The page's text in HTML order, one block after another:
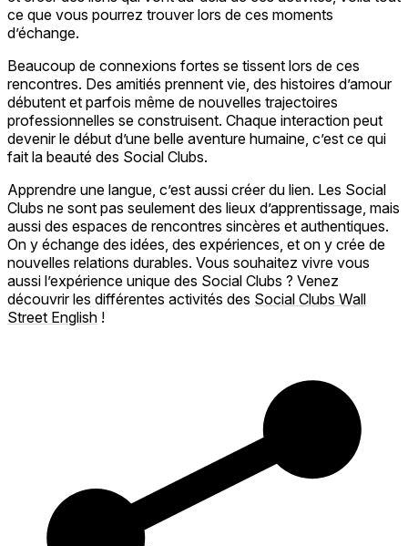
ce que vous pourrez trouver lors de ces moments
d’échange.
Beaucoup de connexions fortes se tissent lors de ces
rencontres. Des amitiés prennent vie, des histoires d’amour
débutent et parfois même de nouvelles trajectoires
professionnelles se construisent. Chaque interaction peut
devenir le début d’une belle aventure humaine, c’est ce qui
fait la beauté des Social Clubs.
Apprendre une langue, c’est aussi créer du lien. Les Social
Clubs ne sont pas seulement des lieux d’apprentissage, mais
aussi des espaces de rencontres sincères et authentiques.
On y échange des idées, des expériences, et on y crée de
nouvelles relations durables. Vous souhaitez vivre vous
aussi l’expérience unique des Social Clubs ? Venez
découvrir les différentes activités des Social Clubs Wall
Street English !